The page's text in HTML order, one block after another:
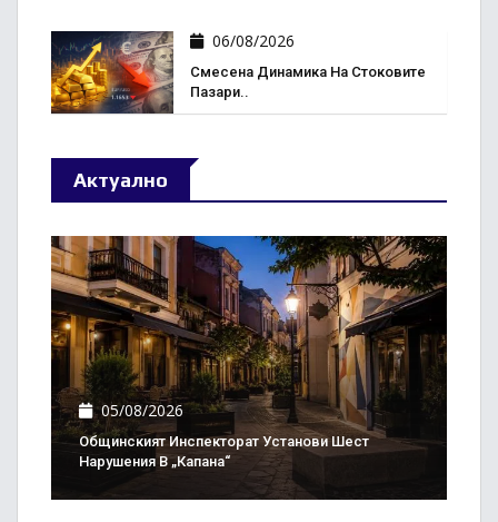
06/08/2026
Смесена Динамика На Стоковите
Пазари..
Актуално
05/08/2026
Общинският Инспекторат Установи Шест
Нарушения В „Капана“